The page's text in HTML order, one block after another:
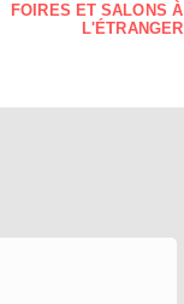
FOIRES ET SALONS À
L'ÉTRANGER